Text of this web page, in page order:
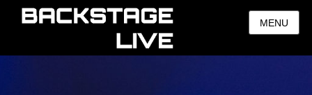
MENU